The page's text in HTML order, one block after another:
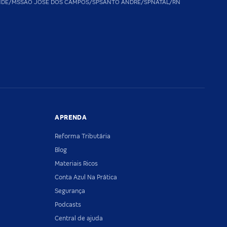
MSSAO JOSE DOS CAMPOS/SPSANTO ANDRE/SPNATAL/RN
APRENDA
Reforma Tributária
Blog
Materiais Ricos
Conta Azul Na Prática
Segurança
Podcasts
Central de ajuda